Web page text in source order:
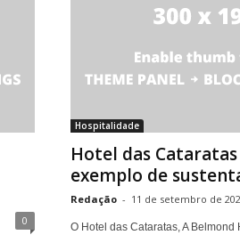
0
Hospitalidade
Hotel das
exemplo de
Redação - 11 de setembro de
O Hotel das Cataratas, A Belmond